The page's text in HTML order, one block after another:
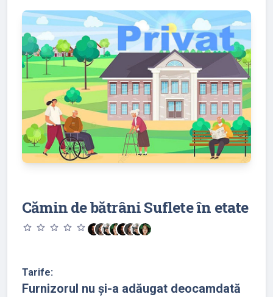
Cămin de bătrâni Suflete în etate
star_outline star_outline star_outline star_outline star_outline
Tarife:
Furnizorul nu și-a adăugat deocamdată